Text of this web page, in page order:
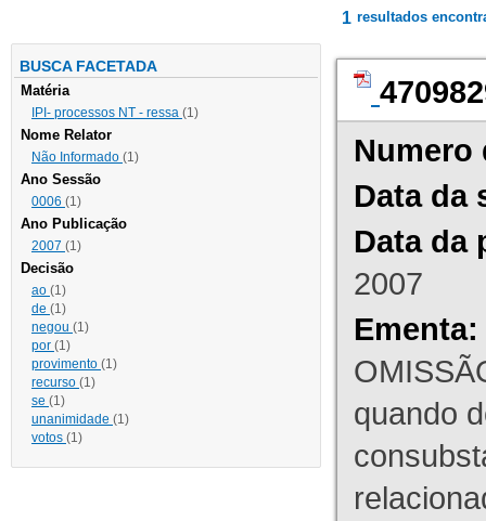
BUSCA FACETADA
Matéria
IPI- processos NT - ressa (1)
Nome Relator
Não Informado (1)
Ano Sessão
0006 (1)
Ano Publicação
2007 (1)
Decisão
ao (1)
de (1)
negou (1)
por (1)
provimento (1)
recurso (1)
se (1)
unanimidade (1)
votos (1)
1 resultados
Numero
Data da
Data da
2007
Ementa:
quando